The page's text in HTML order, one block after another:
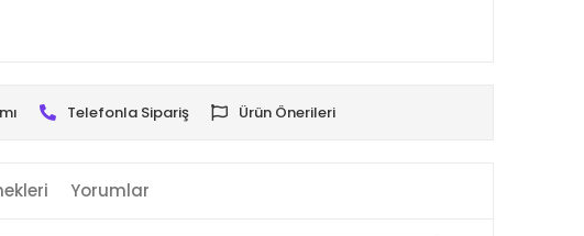
Telefonla Sipariş Ürün Önerileri
Yorumlar